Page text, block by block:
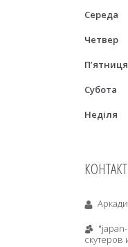
Середа
Четвер
Пʼятниця
Субота
Неділя